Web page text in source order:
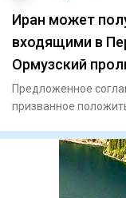
Иран может
входящими в
Ормузский
журнал Власть
Предложенное
призванное